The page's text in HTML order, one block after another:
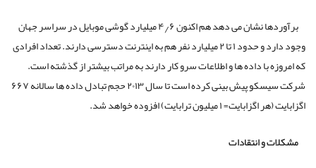
برآوردها نشان می دهد هم اکنون ۴٫۶ میلیارد گوشی موبایل در سراسر جهان
وجود دارد و حدود ۱ تا ۲ میلیارد نفر هم به اینترنت دسترسی دارند. تعداد افرادی
که امروزه با داده ها و اطلاعات سرو کار دارند به مراتب بیشتر از گذشته است.
شرکت سیسکو پیش بینی کرده است تا سال ۲۰۱۳ حجم تبادل داده ها سالانه ۶۶۷
اگزابایت (هر اگزابایت= ۱ میلیون ترابایت) افزوده خواهد شد.
مشکلات و انتقادات